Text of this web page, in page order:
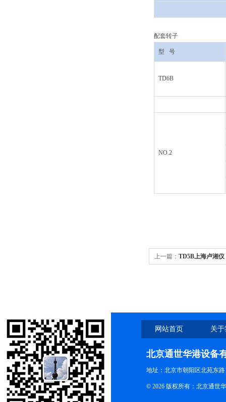
配套转子
型 号
TD6B
NO.2
上一篇： TD5B上海卢湘
网站首页 关
北京通世华港设备
地址：北京市朝阳区北苑东路
© 2026 版权所有：北京通世